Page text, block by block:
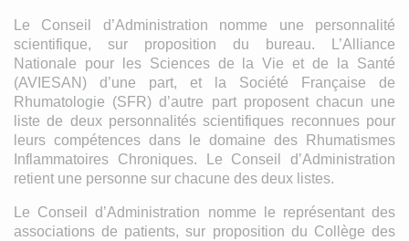
Le Conseil d’Administration nomme une personnalité
scientifique, sur proposition du bureau. L’Alliance
Nationale pour les Sciences de la Vie et de la Santé
(AVIESAN) d’une part, et la Société Française de
Rhumatologie (SFR) d’autre part proposent chacun une
liste de deux personnalités scientifiques reconnues pour
leurs compétences dans le domaine des Rhumatismes
Inflammatoires Chroniques. Le Conseil d’Administration
retient une personne sur chacune des deux listes.
Le Conseil d’Administration nomme le représentant des
associations de patients, sur proposition du Collège des